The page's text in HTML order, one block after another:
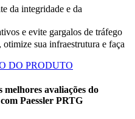
da integridade e da
e evite gargalos de tráfego
sua infraestrutura e faça
DO PRODUTO
melhores avaliações do
Paessler PRTG